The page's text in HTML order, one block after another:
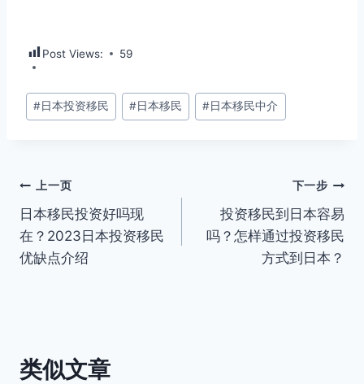
Post Views: 59
文
章
#日本投资移民 #日本移民 #日本移民中介
文
章
导
上一页
日本移民投资好吗现
在？2023日本投资移民
优缺点介绍
下一步
投资移民到日本容易
吗？怎样通过投资移民
方式到日本？
类似文章